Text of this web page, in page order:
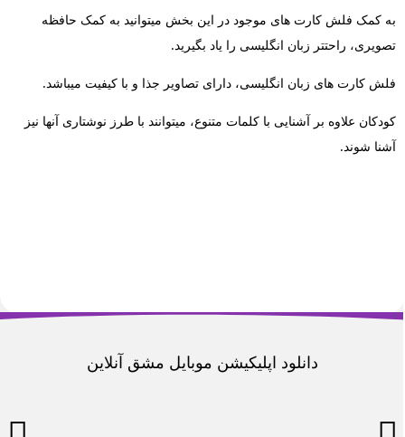
به کمک فلش کارت های موجود در این بخش میتوانید به کمک حافظه
تصویری، راحتتر زبان انگلیسی را یاد بگیرید.
فلش کارت های زبان انگلیسی، دارای تصاویر جذا و با کیفیت میباشد.
کودکان علاوه بر آشنایی با کلمات متنوع، میتوانند با طرز نوشتاری آنها نیز
آشنا شوند.
دانلود اپلیکیشن موبایل مشق آنلاین